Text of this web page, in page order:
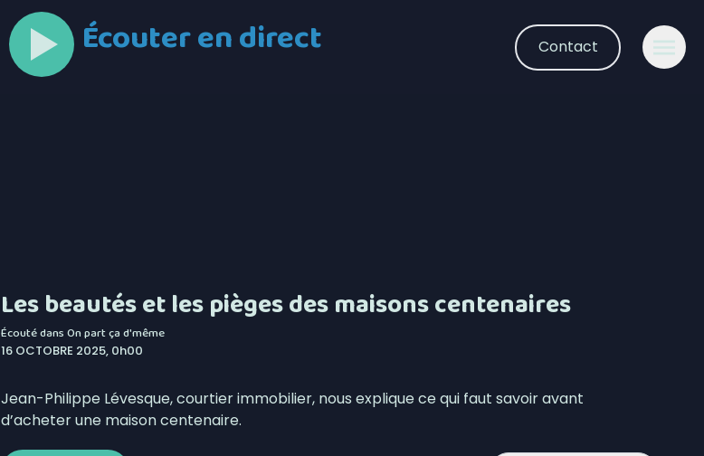
Écouter en direct Contact
Les beautés et les pièges des maisons centenaires
Écouté dansOn part ça d'même
16 OCTOBRE 2025, 0h00
Jean-Philippe Lévesque, courtier immobilier, nous explique ce qui faut savoir avant
d’acheter une maison centenaire.